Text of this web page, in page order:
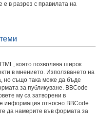
е в разрез с правилата на
която позволява широк
в мнението. Използването на
но също така може да бъде
за публикуване. BBCode
му са затворени в
информация относно BBCode
да намерите във формата за